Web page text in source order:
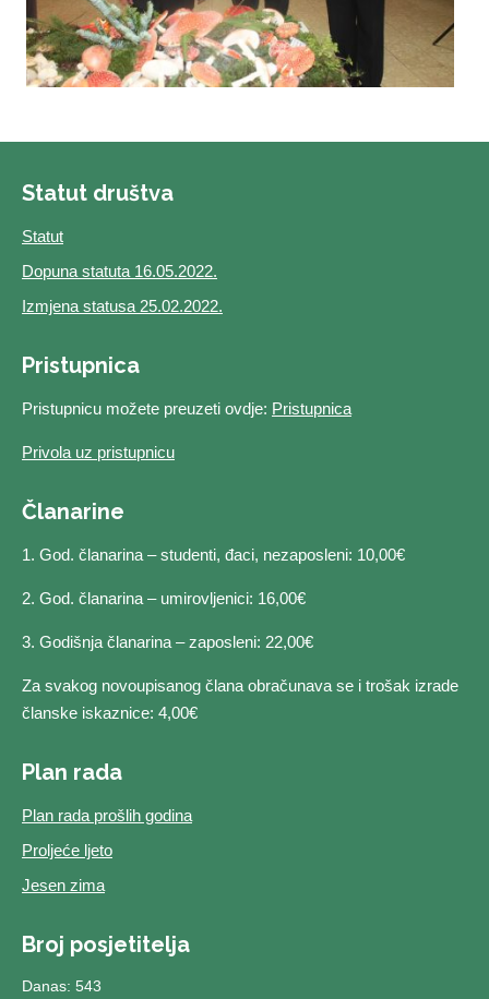
Previous
Statut društva
Statut
Dopuna statuta 16.05.2022.
Izmjena statusa 25.02.2022.
Pristupnica
Pristupnicu možete preuzeti ovdje: Pristupnica
Privola uz pristupnicu
Članarine
1. God. članarina – studenti, đaci, nezaposleni: 10,00€
2. God. članarina – umirovljenici: 16,00€
3. Godišnja članarina – zaposleni: 22,00€
Za svakog novoupisanog člana obračunava se i trošak izrade
članske iskaznice: 4,00€
Plan rada
Plan rada prošlih godina
Proljeće ljeto
Jesen zima
Broj posjetitelja
Danas: 543